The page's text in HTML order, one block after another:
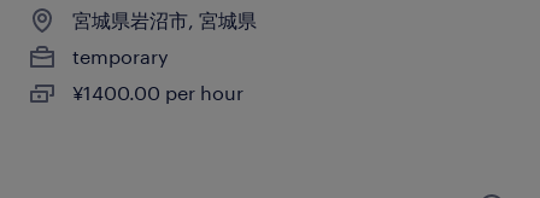
宮城県岩沼市, 宮城県
temporary
¥1400.00 per hour